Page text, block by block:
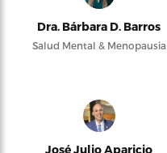
Dra. Bárbara D. Barros
Salud Mental & Menopausia
José Julio Aparicio